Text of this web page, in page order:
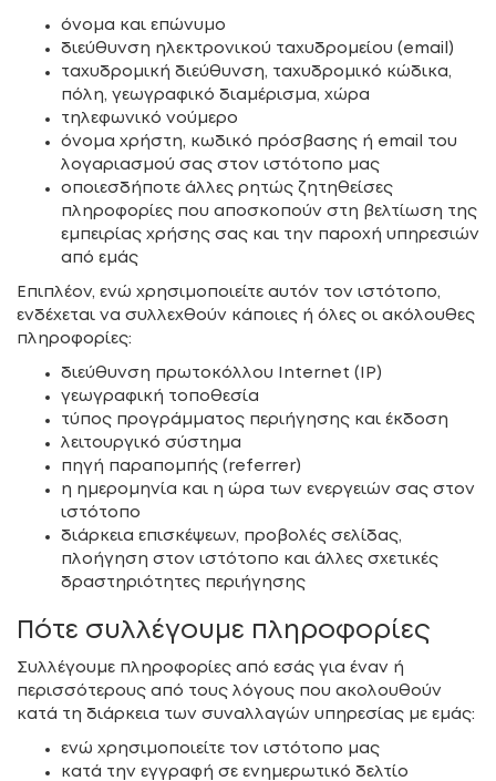
όνομα και επώνυμο
διεύθυνση ηλεκτρονικού ταχυδρομείου (email)
ταχυδρομική διεύθυνση, ταχυδρομικό κώδικα,
πόλη, γεωγραφικό διαμέρισμα, χώρα
τηλεφωνικό νούμερο
όνομα χρήστη, κωδικό πρόσβασης ή email του
λογαριασμού σας στον ιστότοπο μας
οποιεσδήποτε άλλες ρητώς ζητηθείσες
πληροφορίες που αποσκοπούν στη βελτίωση της
εμπειρίας χρήσης σας και την παροχή υπηρεσιών
από εμάς
Επιπλέον, ενώ χρησιμοποιείτε αυτόν τον ιστότοπο,
ενδέχεται να συλλεχθούν κάποιες ή όλες οι ακόλουθες
πληροφορίες:
διεύθυνση πρωτοκόλλου Internet (IP)
γεωγραφική τοποθεσία
τύπος προγράμματος περιήγησης και έκδοση
λειτουργικό σύστημα
πηγή παραπομπής (referrer)
η ημερομηνία και η ώρα των ενεργειών σας στον
ιστότοπο
διάρκεια επισκέψεων, προβολές σελίδας,
πλοήγηση στον ιστότοπο και άλλες σχετικές
δραστηριότητες περιήγησης
Πότε συλλέγουμε πληροφορίες
Συλλέγουμε πληροφορίες από εσάς για έναν ή
περισσότερους από τους λόγους που ακολουθούν
κατά τη διάρκεια των συναλλαγών υπηρεσίας με εμάς:
ενώ χρησιμοποιείτε τον ιστότοπο μας
κατά την εγγραφή σε ενημερωτικό δελτίο